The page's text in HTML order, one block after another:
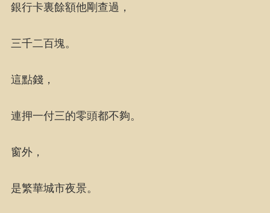
銀行卡裏餘額他剛查過，
三千二百塊。
這點錢，
連押一付三的零頭都不夠。
窗外，
是繁華城市夜景。